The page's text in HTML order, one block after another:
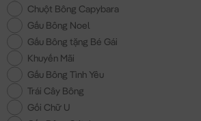
Chuột Bông Capybara
Gấu Bông Noel
Gấu Bông tặng Bé Gái
Khuyến Mãi
Gấu Bông Tình Yêu
Trái Cây Bông
Gối Chữ U